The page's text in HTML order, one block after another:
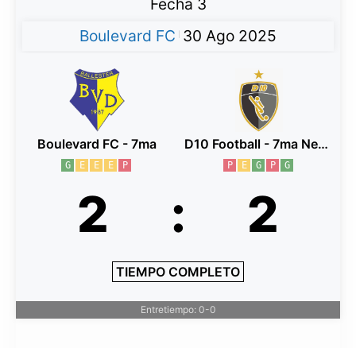
Fecha 3
Boulevard FC 30 Ago 2025
Boulevard FC - 7ma
G E E E P
2 : 2
TIEMPO COMPLETO
D10 Football - 7ma Negro
P E G P G
Entretiempo: 0-0